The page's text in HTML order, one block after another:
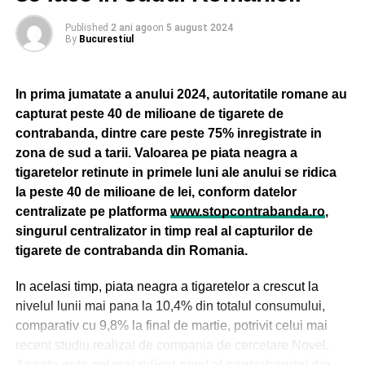
– performanță, creativitate și responsabilitate – se
transformă în acțiuni și oportunități reale pentru colegii
ADVERTISEMENT
Pe parcursul fazei inițiale a programului, au fost depuse
propuneri care acoperă o gamă largă de domenii – de la
optimizarea proceselor interne, la îmbunătățirea
experienței oferite clienților sau identificarea unor noi
Published 2 ani agoon 5 august 2024
By Bucurestiul
In prima jumatate a anului 2024, autoritatile romane au
capturat peste 40 de milioane de tigarete de
contrabanda, dintre care peste 75% inregistrate in
zona de sud a tarii. Valoarea pe piata neagra a
tigaretelor retinute in primele luni ale anului se ridica
la peste 40 de milioane de lei, conform datelor
centralizate pe platforma www.stopcontrabanda.ro,
singurul centralizator in timp real al capturilor de
tigarete de contrabanda din Romania.
In acelasi timp, piata neagra a tigaretelor a crescut la
nivelul lunii mai pana la 10,4% din totalul consumului,
comparativ cu 9,8% la final de martie, potrivit celui mai
recent studiu realizat de compania de cercetare Novel.